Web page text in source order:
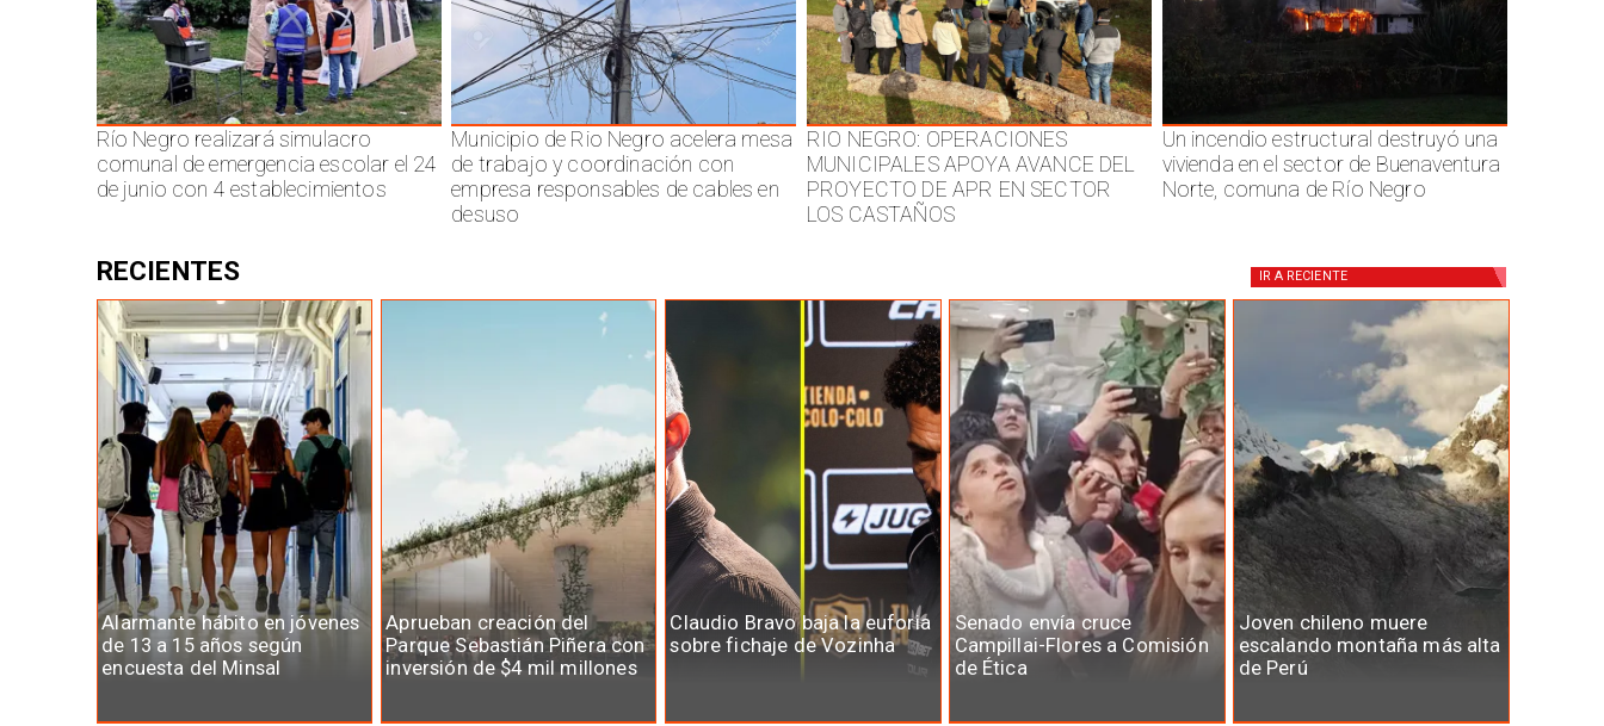
Río Negro realizará simulacro
comunal de emergencia escolar el 24
de junio con 4 establecimientos
Municipio de Rio Negro acelera mesa
de trabajo y coordinación con
empresa responsables de cables en
desuso
RIO NEGRO: OPERACIONES
MUNICIPALES APOYA AVANCE DEL
PROYECTO DE APR EN SECTOR
LOS CASTAÑOS
Un incendio estructural destruyó una
vivienda en el sector de Buenaventura
Norte, comuna de Río Negro
Alarmante hábito en jóvenes
de 13 a 15 años según
encuesta del Minsal
Aprueban creación del
Parque Sebastián Piñera con
inversión de $4 mil millones
Claudio Bravo baja la euforia
sobre fichaje de Vozinha
Senado envía cruce
Campillai-Flores a Comisión
de Ética
Joven chileno muere
escalando montaña más alta
de Perú
RECIENTES IR A RECIENTE